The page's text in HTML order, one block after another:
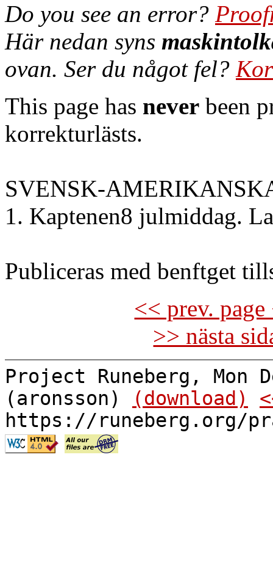
Do you see an error?
Här nedan syns
ovan. Ser du något fel?
This page has never been
korrekturlästs.
SVENSK-
1. Kaptenen8 julmiddag.
Publiceras med benftget
<< prev.
>> nästa
Project Runeberg, Mon
(aronsson)
(download)
https://runeberg.org/